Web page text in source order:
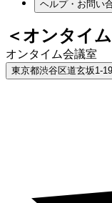
ヘルプ・お問い
＜オンタイ
オンタイム会議室
東京都渋谷区道玄坂1-